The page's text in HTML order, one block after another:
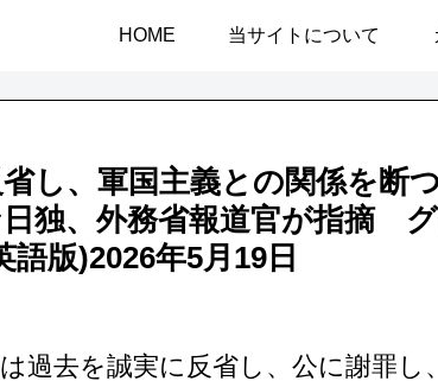
HOME 当サイトについて
し、軍国主義との関係を断
独、外務省報道官が指摘
版)2026年5月19日
過去を誠実に反省し、公に謝罪し